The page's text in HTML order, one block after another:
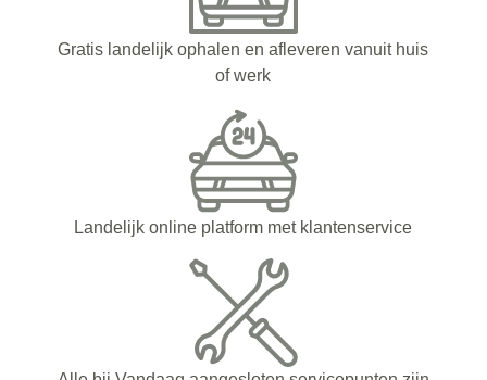
Gratis landelijk ophalen en afleveren vanuit huis
of werk
Landelijk online platform met klantenservice